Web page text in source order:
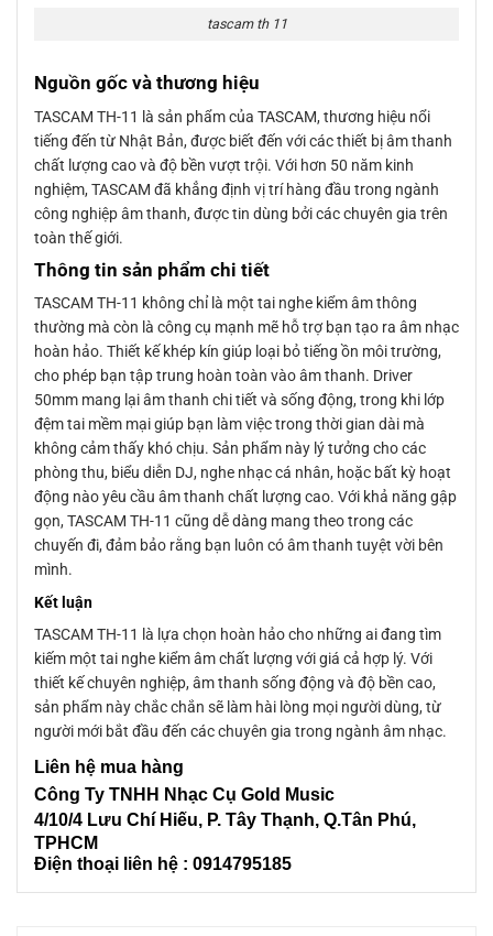
tascam th 11
Nguồn gốc và thương hiệu
TASCAM TH-11 là sản phẩm của TASCAM, thương hiệu nổi
tiếng đến từ Nhật Bản, được biết đến với các thiết bị âm thanh
chất lượng cao và độ bền vượt trội. Với hơn 50 năm kinh
nghiệm, TASCAM đã khẳng định vị trí hàng đầu trong ngành
công nghiệp âm thanh, được tin dùng bởi các chuyên gia trên
toàn thế giới.
Thông tin sản phẩm chi tiết
TASCAM TH-11 không chỉ là một tai nghe kiểm âm thông
thường mà còn là công cụ mạnh mẽ hỗ trợ bạn tạo ra âm nhạc
hoàn hảo. Thiết kế khép kín giúp loại bỏ tiếng ồn môi trường,
cho phép bạn tập trung hoàn toàn vào âm thanh. Driver
50mm mang lại âm thanh chi tiết và sống động, trong khi lớp
đệm tai mềm mại giúp bạn làm việc trong thời gian dài mà
không cảm thấy khó chịu. Sản phẩm này lý tưởng cho các
phòng thu, biểu diễn DJ, nghe nhạc cá nhân, hoặc bất kỳ hoạt
động nào yêu cầu âm thanh chất lượng cao. Với khả năng gập
gọn, TASCAM TH-11 cũng dễ dàng mang theo trong các
chuyến đi, đảm bảo rằng bạn luôn có âm thanh tuyệt vời bên
mình.
Kết luận
TASCAM TH-11 là lựa chọn hoàn hảo cho những ai đang tìm
kiếm một tai nghe kiểm âm chất lượng với giá cả hợp lý. Với
thiết kế chuyên nghiệp, âm thanh sống động và độ bền cao,
sản phẩm này chắc chắn sẽ làm hài lòng mọi người dùng, từ
người mới bắt đầu đến các chuyên gia trong ngành âm nhạc.
Liên hệ mua hàng
Công Ty TNHH Nhạc Cụ Gold Music
4/10/4 Lưu Chí Hiếu, P. Tây Thạnh, Q.Tân Phú,
TPHCM
Điện thoại liên hệ : 0914795185